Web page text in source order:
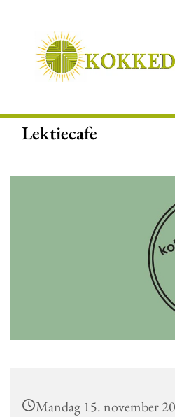
Lektiecafe
Mandag 15. november